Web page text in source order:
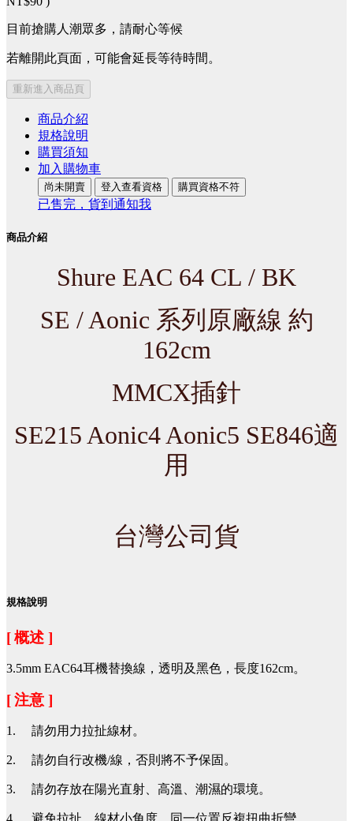
目前搶購人潮眾多，請耐心等候
若離開此頁面，可能會延長等待時間。
重新進入商品頁
商品介紹
規格說明
購買須知
加入購物車
尚未開賣 登入查看資格 購買資格不符
已售完，貨到通知我
商品介紹
Shure EAC 64 CL / BK
SE / Aonic 系列原廠線 約
162cm
MMCX插針
SE215 Aonic4 Aonic5 SE846適
用
台灣公司貨
規格說明
[概述 ]
3.5mm EAC64耳機替換線，透明及黑色，長度162cm。
[注意 ]
1. 請勿用力拉扯線材。
2. 請勿自行改機/線，否則將不予保固。
3. 請勿存放在陽光直射、高溫、潮濕的環境。
4. 避免拉扯、線材小角度、同一位置反複扭曲折彎。